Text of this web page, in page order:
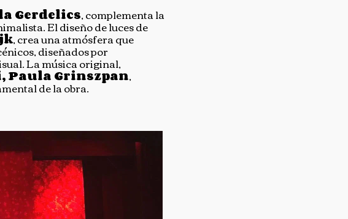
Gerdelics, complementa la
El diseño de luces de
, crea una atmósfera que
diseñados por
La música original,
Paula Grinszpan,
de la obra.